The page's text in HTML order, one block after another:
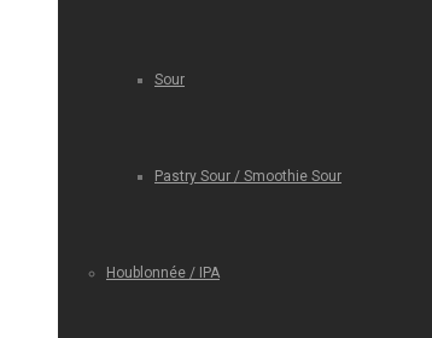
Sour
Pastry Sour / Smoothie Sour
Houblonnée / IPA